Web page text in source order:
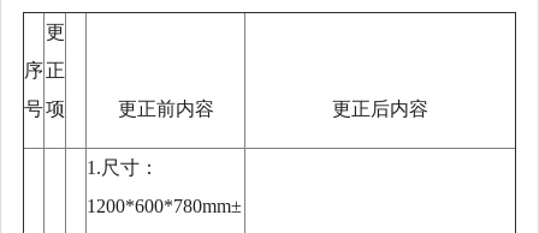
序
号
更
正
项
更正前内容 更正后内容
1.尺寸：
1200*600*780mm±